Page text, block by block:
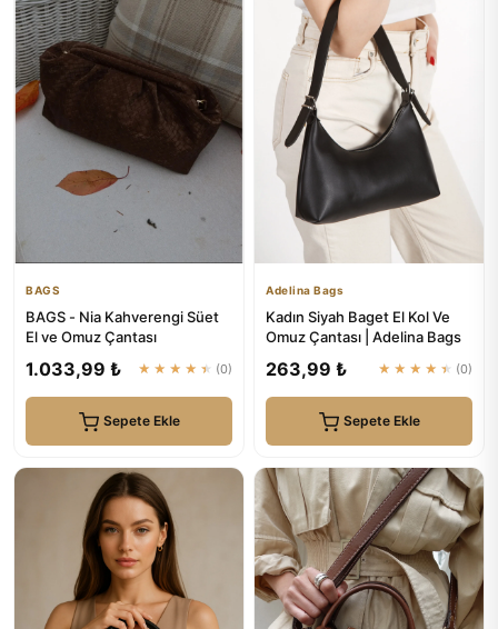
BAGS
BAGS - Nia Kahverengi Süet
El ve Omuz Çantası
1.033,99 ₺ ★★★★★ (0)
Sepete Ekle
Adelina Bags
Kadın Siyah Baget El Kol Ve
Omuz Çantası | Adelina Bags
263,99 ₺ ★★★★★ (0)
Sepete Ekle